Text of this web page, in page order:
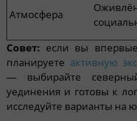
Атмосфера
Совет: если вы
планируете активную
— выбирайте
уединения и готовы к
исследуйте варианты на